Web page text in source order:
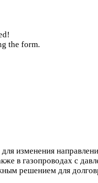
the form.
изменения
в газопроводах с
решением для